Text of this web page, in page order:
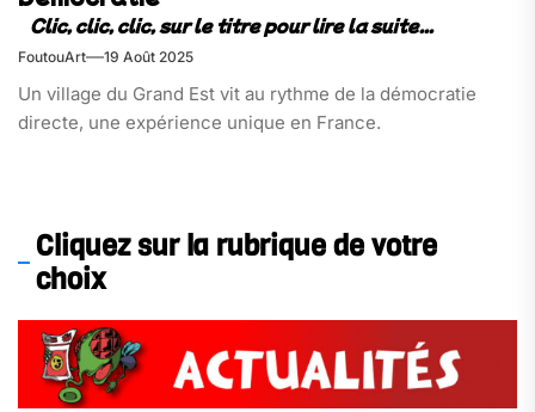
FoutouArt 19 Août 2025
Un village du Grand Est vit au rythme de la démocratie
directe, une expérience unique en France.
Cliquez sur la rubrique de votre
choix